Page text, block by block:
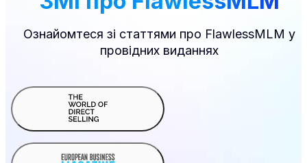
Ознайомтеся зі статтями про FlawlessMLM у
провідних виданнях